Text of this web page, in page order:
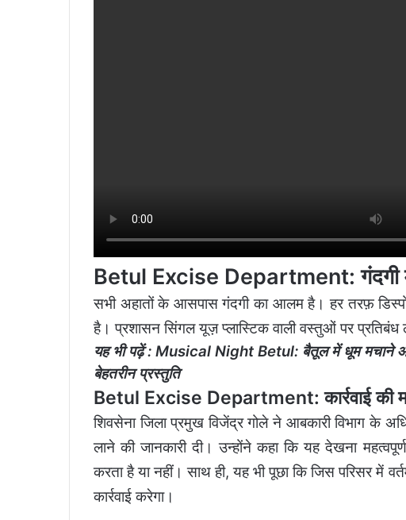
Betul Excise Department: गंदगी
सभी अहातों के आसपास गंदगी का आलम है। हर तरफ़
है। प्रशासन सिंगल यूज़ प्लास्टिक वाली वस्तुओं पर
यह भी पढ़ें : Musical Night Betul: बैतूल में धूम मचाने आ
बेहतरीन प्रस्तुति
Betul Excise Department: कार्रवाई की
शिवसेना जिला प्रमुख विजेंद्र गोले ने आबकारी विभाग के
लाने की जानकारी दी। उन्होंने कहा कि यह देखना
करता है या नहीं। साथ ही, यह भी पूछा कि जिस परिसर में
कार्रवाई करेगा।